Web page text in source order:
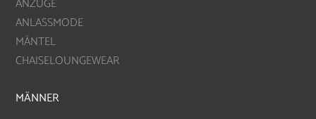
ANZÜGE
ANLASSMODE
MÄNTEL
CHAISELOUNGEWEAR
MÄNNER